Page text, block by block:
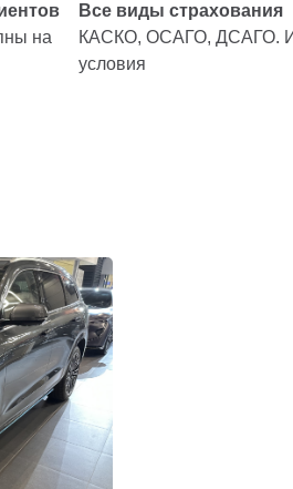
на
Все виды страхования
КАСКО, ОСАГО, ДСАГО.
условия